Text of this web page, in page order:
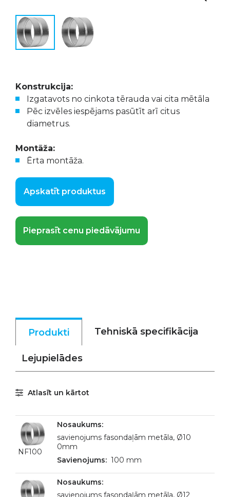
Konstrukcija:
Izgatavots no cinkota tērauda vai cita mētāla
Pēc izvēles iespējams pasūtīt arī citus
diametrus.
Montāža:
Ērta montāža.
Apskatīt produktus
Pieprasīt cenu piedāvājumu
Produkti Tehniskā specifikācija
Lejupielādes
Atlasīt un kārtot
NF100
savienojums fasondaļām metāla, Ø10
0mm
100 mm
savienojums fasondaļām metāla, Ø12